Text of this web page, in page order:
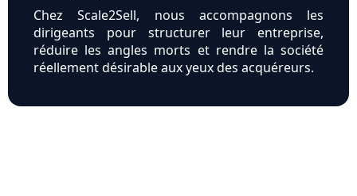
Chez Scale2Sell, nous accompagnons les
dirigeants pour structurer leur entreprise,
réduire les angles morts et rendre la société
réellement désirable aux yeux des acquéreurs.